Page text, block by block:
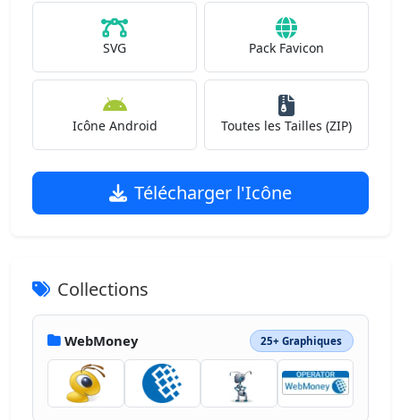
SVG Pack Favicon
Icône Android Toutes les Tailles (ZIP)
Télécharger l'Icône
Collections
WebMoney 25+ Graphiques